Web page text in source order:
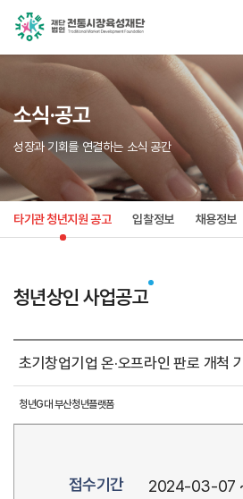
소식·공고
성장과 기회를 연결하는 소식 공간
타기관 청년지원 공고 입찰정보 채용정보
청년상인 사업공고
초기창업기업 온·오프라인 판로 개척
청년G대 부산청년플랫폼
접수기간
2024-03-07